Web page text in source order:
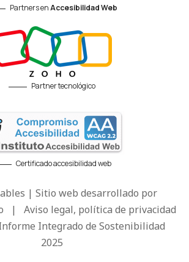
Partners enAccesibilidad Web
Partner tecnológico
Certificado accesibilidad web
| Sitio web desarrollado por
| Aviso legal, política de privacidad
Integrado de Sostenibilidad
2025